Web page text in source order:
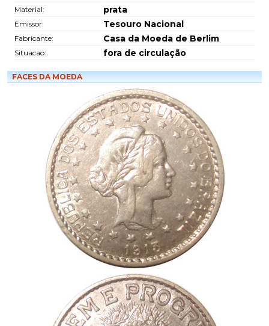
Material: prata
Emissor: Tesouro Nacional
Fabricante: Casa da Moeda de Berlim
Situacao: fora de circulação
FACES DA MOEDA